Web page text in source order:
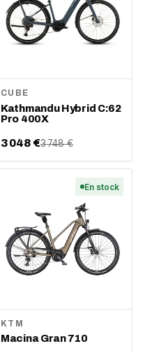
CUBE
Kathmandu Hybrid C:62
Pro 400X
3 048 €3 748 €
En stock
KTM
Macina Gran 710